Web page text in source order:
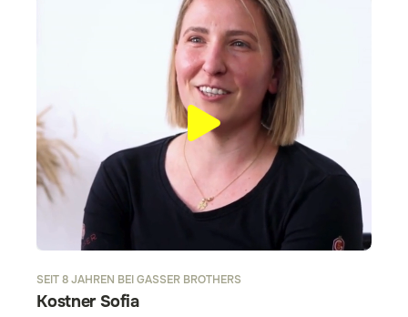
SEIT 8 JAHREN BEI GASSER BROTHERS
Kostner Sofia